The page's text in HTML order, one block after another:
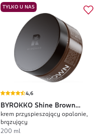
TYLKO U NAS
4,6
BYROKKO Shine Brown
Chocolate
krem przyspieszający opalanie,
brązujący
200 ml